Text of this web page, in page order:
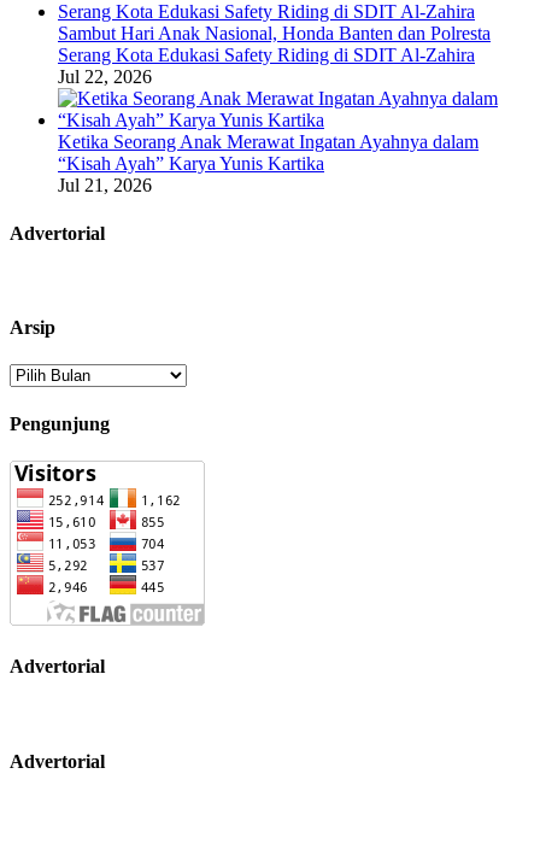
Sambut Hari Anak Nasional, Honda Banten dan Polresta
Serang Kota Edukasi Safety Riding di SDIT Al-Zahira
Jul 22, 2026
Ketika Seorang Anak Merawat Ingatan Ayahnya dalam
“Kisah Ayah” Karya Yunis Kartika
Jul 21, 2026
Advertorial
Arsip
Arsip
Pengunjung
Advertorial
Advertorial